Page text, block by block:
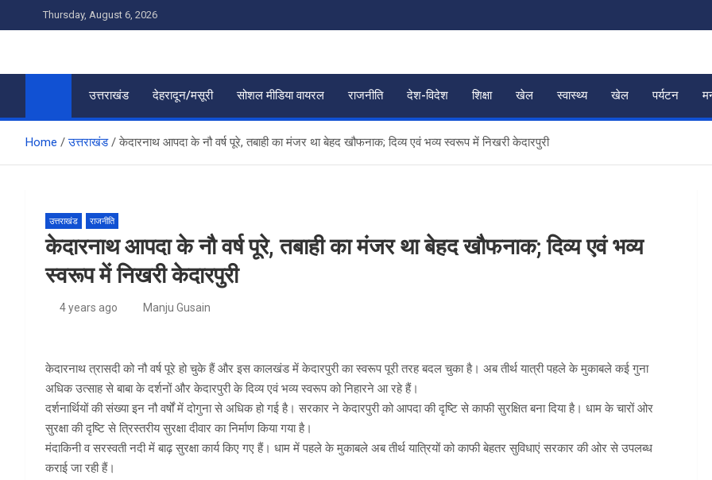
to
Thursday, August 6, 2026
उत्तराखंड देहरादून/मसूरी सोशल मीडिया वायरल राजनीति देश-विदेश शिक्षा खेल स्वास्थ्य खेल पर्यटन
Home उत्तराखंड केदारनाथ आपदा के नौ वर्ष पूरे, तबाही का मंजर था बेहद खौफनाक; दिव्य एवं भव्य स्वरूप में निखरी केदारपुरी
उत्तराखंड राजनीति
केदारनाथ आपदा के नौ वर्ष पूरे, तबाही का मंजर था बेहद खौफनाक; दिव्य एवं भव्य
स्वरूप में निखरी केदारपुरी
4 years ago Manju Gusain
केदारनाथ त्रासदी को नौ वर्ष पूरे हो चुके हैं और इस कालखंड में केदारपुरी का स्वरूप पूरी तरह बदल चुका है। अब तीर्थ यात्री पहले के मुकाबले कई गुना
अधिक उत्साह से बाबा के दर्शनों और केदारपुरी के दिव्य एवं भव्य स्वरूप को निहारने आ रहे हैं।
दर्शनार्थियों की संख्या इन नौ वर्षों में दोगुना से अधिक हो गई है। सरकार ने केदारपुरी को आपदा की दृष्टि से काफी सुरक्षित बना दिया है। धाम के चारों ओर
सुरक्षा की दृष्टि से त्रिस्तरीय सुरक्षा दीवार का निर्माण किया गया है।
मंदाकिनी व सरस्वती नदी में बाढ़ सुरक्षा कार्य किए गए हैं। धाम में पहले के मुकाबले अब तीर्थ यात्रियों को काफी बेहतर सुविधाएं सरकार की ओर से उपलब्ध
कराई जा रही हैं।